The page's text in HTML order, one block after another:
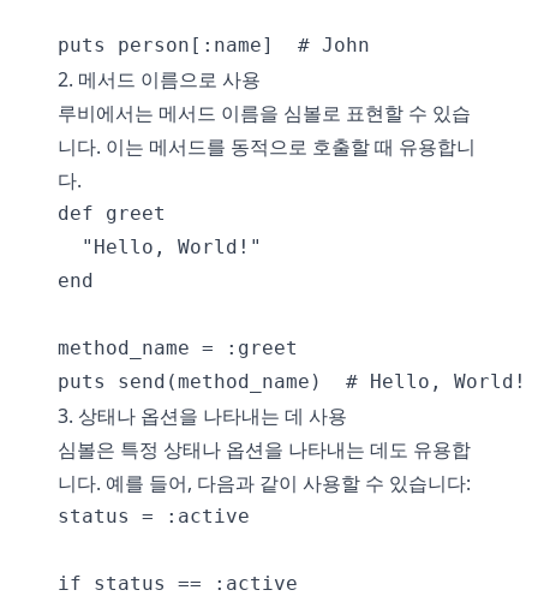
2. 메서드 이름으로 사용
루비에서는 메서드 이름을 심볼로 표현할 수 있습
니다. 이는 메서드를 동적으로 호출할 때 유용합니
다.
def greet
  "Hello, World!"
end
method_name = :greet
3. 상태나 옵션을 나타내는 데 사용
심볼은 특정 상태나 옵션을 나타내는 데도 유용합
니다. 예를 들어, 다음과 같이 사용할 수 있습니다:
status = :active
if status == :active